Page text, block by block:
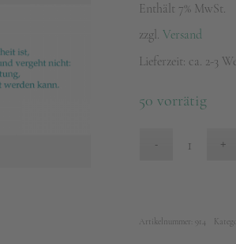
Enthält 7% MwSt.
zzgl. Versand
Lieferzeit: ca. 2-3
50 vorrätig
Artikelnummer: 914